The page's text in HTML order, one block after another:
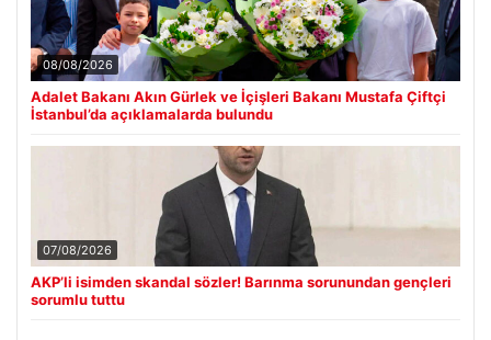
08/08/2026
Adalet Bakanı Akın Gürlek ve İçişleri Bakanı Mustafa Çiftçi
İstanbul’da açıklamalarda bulundu
07/08/2026
AKP’li isimden skandal sözler! Barınma sorunundan gençleri
sorumlu tuttu